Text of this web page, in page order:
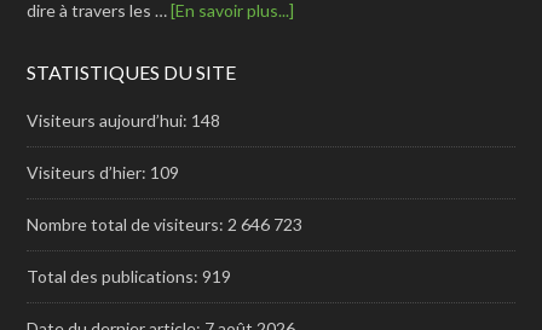
dire à travers les …[En savoir plus...]
STATISTIQUES DU SITE
Visiteurs aujourd’hui: 148
Visiteurs d’hier: 109
Nombre total de visiteurs: 2 646 723
Total des publications:919